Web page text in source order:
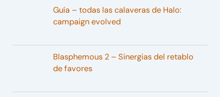
Guía – todas las calaveras de Halo:
campaign evolved
Blasphemous 2 – Sinergias del retablo
de favores